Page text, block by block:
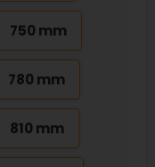
750 mm
780 mm
810 mm